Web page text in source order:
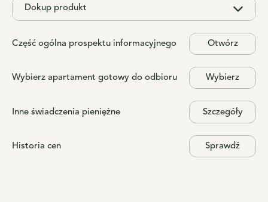
Dokup produkt
Część ogólna prospektu informacyjnego Otwórz
Wybierz apartament gotowy do odbioru Wybierz
Inne świadczenia pieniężne Szczegóły
Historia cen Sprawdź